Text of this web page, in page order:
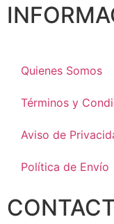
Quienes Somos
Términos y
Aviso de
Política de Envío